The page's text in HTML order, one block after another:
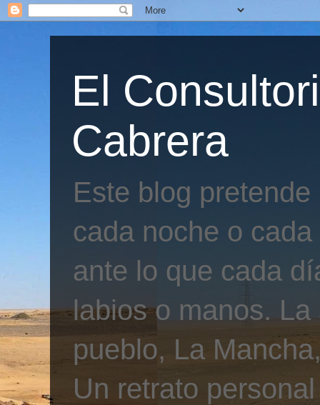
El
Cabrera
Este blog
cada noche o
ante lo que cada
labios o manos.
pueblo, La
Un retrato